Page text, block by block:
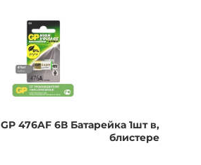
GP 476AF 6В Батарейка 1шт в,
блистере